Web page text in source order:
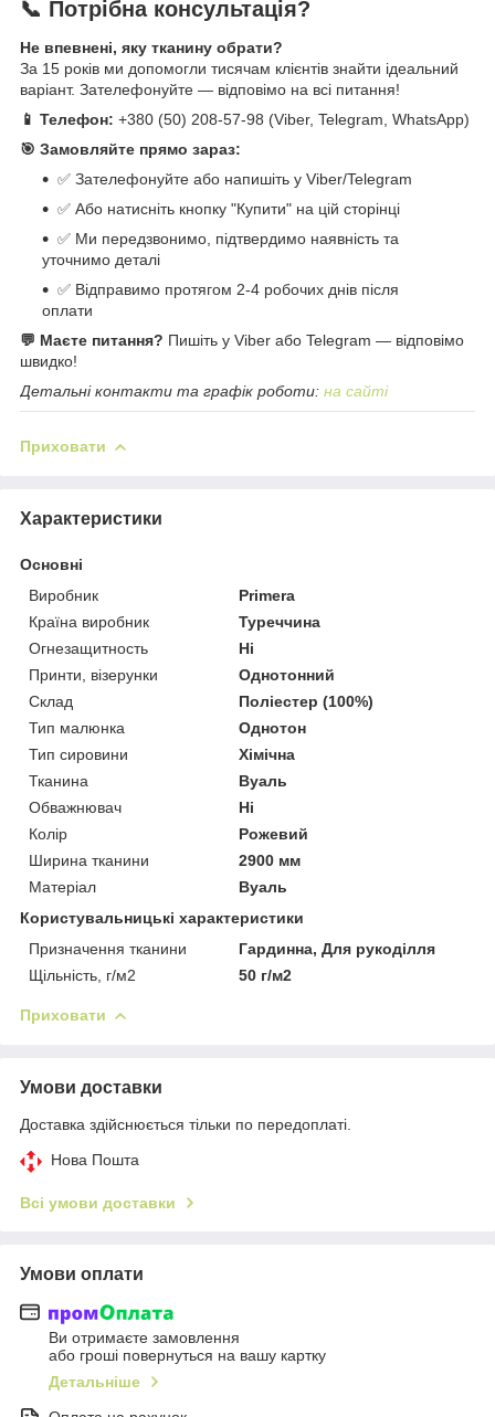
📞 Потрібна консультація?
Не впевнені, яку тканину обрати?
За 15 років ми допомогли тисячам клієнтів знайти ідеальний
варіант. Зателефонуйте — відповімо на всі питання!
📱 Телефон: +380 (50) 208-57-98 (Viber, Telegram, WhatsApp)
🎯 Замовляйте прямо зараз:
✅ Зателефонуйте або напишіть у Viber/Telegram
✅ Або натисніть кнопку "Купити" на цій сторінці
✅ Ми передзвонимо, підтвердимо наявність та
уточнимо деталі
✅ Відправимо протягом 2-4 робочих днів після
оплати
💬 Маєте питання? Пишіть у Viber або Telegram — відповімо
швидко!
Детальні контакти та графік роботи: на сайті
Приховати
Характеристики
Основні
Виробник
Primera
Країна виробник
Туреччина
Огнезащитность
Ні
Принти, візерунки
Однотонний
Склад
Поліестер (100%)
Тип малюнка
Однотон
Тип сировини
Хімічна
Тканина
Вуаль
Обважнювач
Ні
Колір
Рожевий
Ширина тканини
2900 мм
Матеріал
Вуаль
Користувальницькі характеристики
Призначення тканини
Гардинна, Для рукоділля
Щільність, г/м2
50 г/м2
Приховати
Умови доставки
Доставка здійснюється тільки по передоплаті.
Нова Пошта
Всі умови доставки
Умови оплати
Ви отримаєте замовлення
або гроші повернуться на вашу картку
Детальніше